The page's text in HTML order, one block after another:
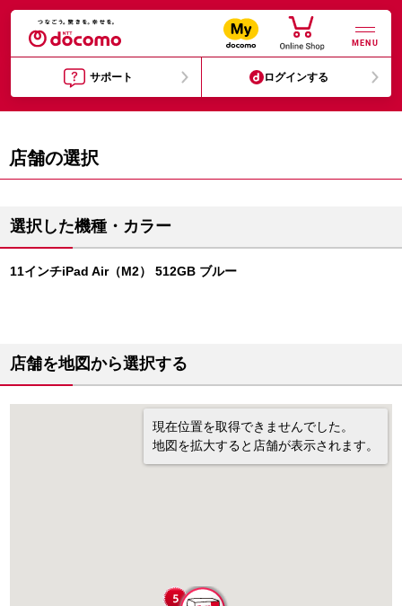
MENU
サポート ログインする
店舗の選択
選択した機種・カラー
11インチiPad Air（M2） 512GB ブルー
店舗を地図から選択する
現在位置を取得できませんでした。
地図を拡大すると店舗が表示されます。